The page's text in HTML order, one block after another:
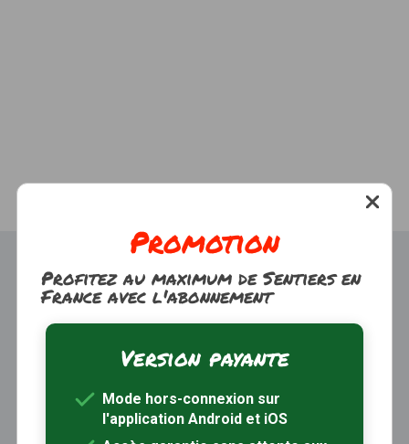
Trouver une randonnée À propos
Inscription / Connexion
Promotion
Profitez au maximum de Sentiers en
France avec l'abonnement
Version payante
Mode hors-connexion sur
l'application Android et iOS